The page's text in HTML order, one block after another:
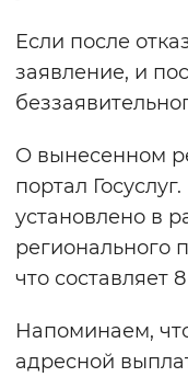
Если после
заявление, и
О вынесенном
портал
установлено в
регионального
что составляет
Напоминаем,
адресной